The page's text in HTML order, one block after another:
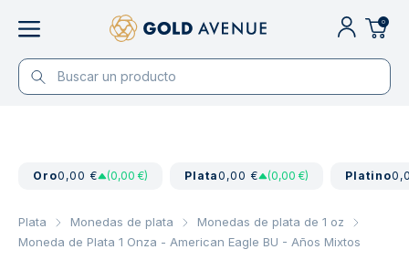
0
Oro0,00 € (0,00 €) Plata0,00 € (0,00 €) Platino
Plata Monedas de plata
Monedas de plata de 1 oz
Moneda de Plata 1 Onza - American Eagle BU - Años Mixtos